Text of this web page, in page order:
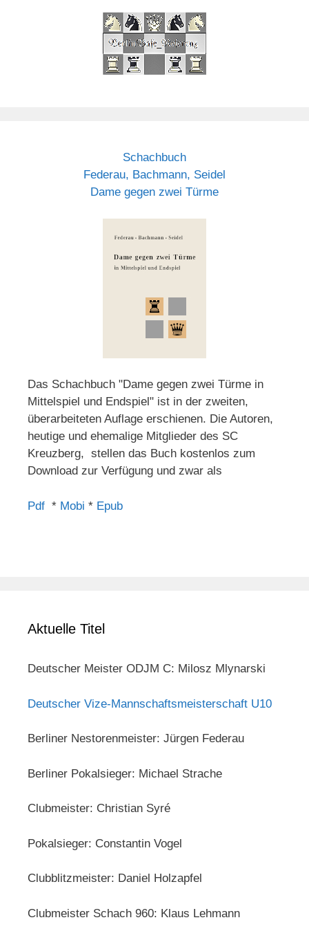
Schachbuch
Federau, Bachmann, Seidel
Dame gegen zwei Türme
Das Schachbuch "Dame gegen zwei Türme in
Mittelspiel und Endspiel" ist in der zweiten,
überarbeiteten Auflage erschienen. Die Autoren,
heutige und ehemalige Mitglieder des SC
Kreuzberg, stellen das Buch kostenlos zum
Download zur Verfügung und zwar als
Pdf * Mobi * Epub
Aktuelle Titel
Deutscher Meister ODJM C: Milosz Mlynarski
Deutscher Vize-Mannschaftsmeisterschaft U10
Berliner Nestorenmeister: Jürgen Federau
Berliner Pokalsieger: Michael Strache
Clubmeister: Christian Syré
Pokalsieger: Constantin Vogel
Clubblitzmeister: Daniel Holzapfel
Clubmeister Schach 960: Klaus Lehmann